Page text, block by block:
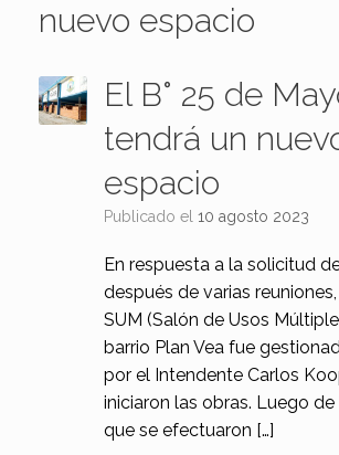
nuevo espacio
El B° 25 de
tendrá un
espacio
Publicado el 10 agosto 2023
En respuesta a la solicitud
después de varias
SUM (Salón de Usos
barrio Plan Vea fue
por el Intendente Carlos
iniciaron las obras. Luego de
que se efectuaron […]